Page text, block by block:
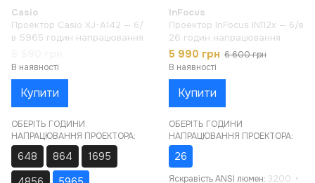
Casio
Проектор Casio XJ-A142 — б/
в 5965 годин напрацювання
В наявності
Купити
ОБЕРІТЬ ГОДИНИ
НАПРАЦЮВАННЯ ПРОЕКТОРА:
648 864
1695
InFocus
Проектор InFocus IN112x — б/в
26 годин напрацювання
5 990 грн 6 600 грн
В наявності
Купити
ОБЕРІТЬ ГОДИНИ
НАПРАЦЮВАННЯ ПРОЕКТОРА:
26
Яскравість ANSI люмен 3200